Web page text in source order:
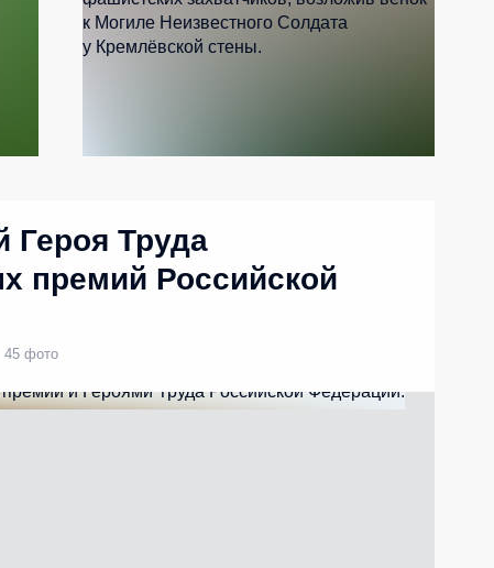
Героя Труда
премий Российской
45 фото